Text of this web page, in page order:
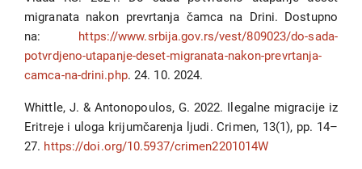
migranata nakon prevrtanja čamca na Drini. Dostupno
na: https://www.srbija.gov.rs/vest/809023/do-sada-
potvrdjeno-utapanje-deset-migranata-nakon-prevrtanja-
camca-na-drini.php. 24. 10. 2024.
Whittle, J. & Antonopoulos, G. 2022. Ilegalne migracije iz
Eritreje i uloga krijumčarenja ljudi. Crimen, 13(1), pp. 14–
27. https://doi.org/10.5937/crimen2201014W